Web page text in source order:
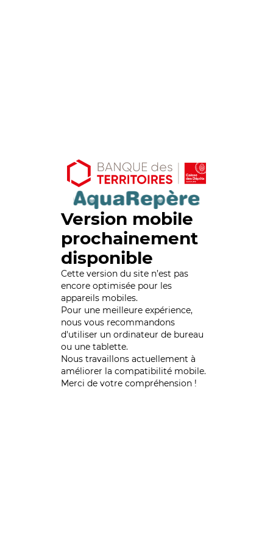
Version mobile
prochainement
disponible
Cette version du site n’est pas
encore optimisée pour les
appareils mobiles.
Pour une meilleure expérience,
nous vous recommandons
d'utiliser un ordinateur de bureau
ou une tablette.
Nous travaillons actuellement à
améliorer la compatibilité mobile.
Merci de votre compréhension !